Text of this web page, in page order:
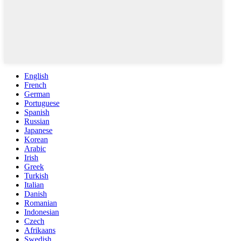
English
French
German
Portuguese
Spanish
Russian
Japanese
Korean
Arabic
Irish
Greek
Turkish
Italian
Danish
Romanian
Indonesian
Czech
Afrikaans
Swedish